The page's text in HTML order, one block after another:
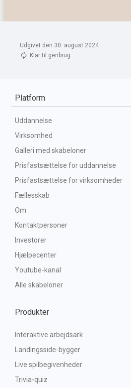
Udgivet den 30. august 2024
Klar til genbrug
Platform
Uddannelse
Virksomhed
Galleri med skabeloner
Prisfastsættelse for uddannelse
Prisfastsættelse for virksomheder
Fællesskab
Om
Kontaktpersoner
Investorer
Hjælpecenter
Youtube-kanal
Alle skabeloner
Produkter
Interaktive arbejdsark
Landingsside-bygger
Live spilbegivenheder
Trivia-quiz